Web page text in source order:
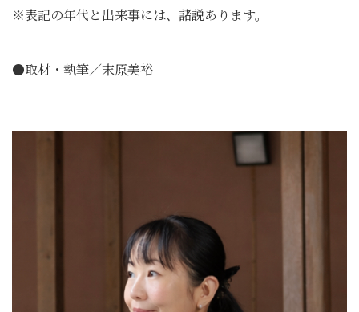
※表記の年代と出来事には、諸説あります。
●取材・執筆／末原美裕